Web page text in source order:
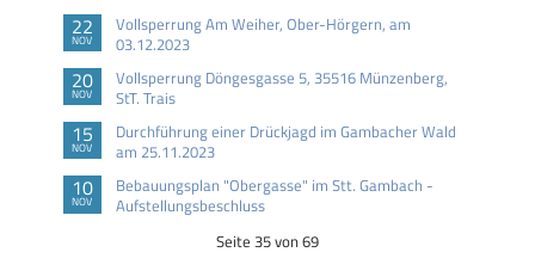
22
NOV
Vollsperrung Am Weiher, Ober-Hörgern, am
03.12.2023
20
NOV
Vollsperrung Döngesgasse 5, 35516 Münzenberg,
StT. Trais
15
NOV
Durchführung einer Drückjagd im Gambacher Wald
am 25.11.2023
10
NOV
Bebauungsplan "Obergasse" im Stt. Gambach -
Aufstellungsbeschluss
Seite 35 von 69